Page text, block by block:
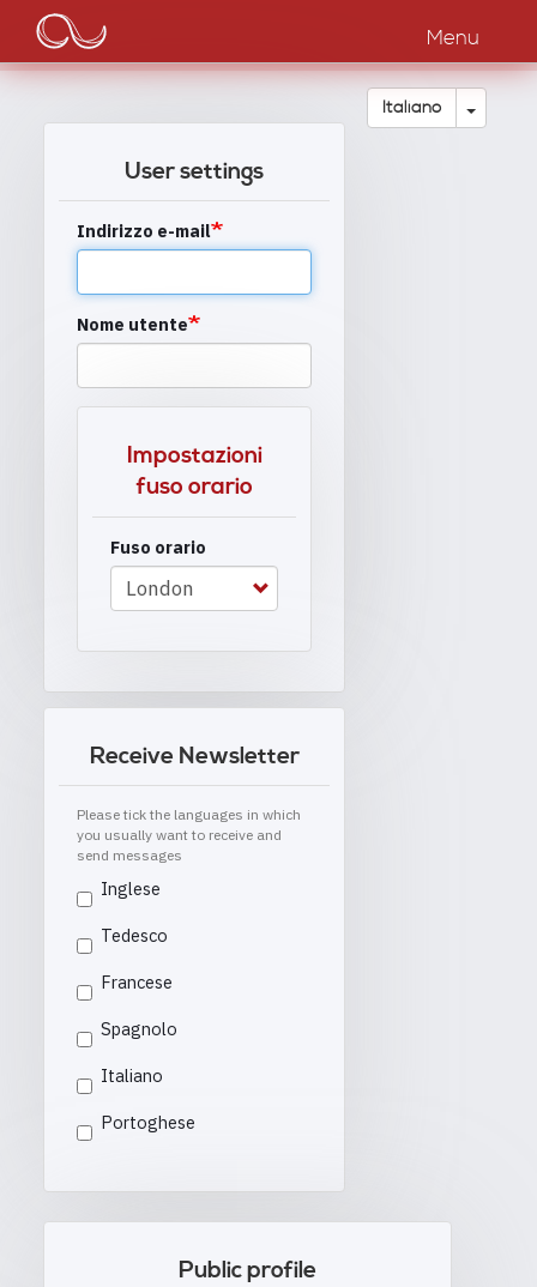
contenuto
principale
Main
navigation
Menu
Italiano Toggle
User settings
Indirizzo e-mail
Nome utente
Impostazioni
fuso orario
Fuso orario
Receive Newsletter
Please tick the languages in which
you usually want to receive and
send messages
Inglese
Tedesco
Francese
Spagnolo
Italiano
Portoghese
Public profile